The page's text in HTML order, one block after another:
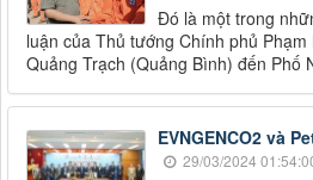
Đó là một trong
luận của Thủ tướng Chính phủ
Quảng Trạch (Quảng Bình) đến Phố
EVNGENCO2 và
29/03/2024